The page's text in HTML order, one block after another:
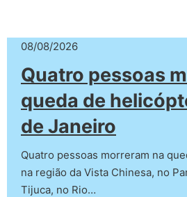
08/08/2026
Quatro pessoas
queda de
de Janeiro
Quatro pessoas morreram na
na região da Vista Chinesa, no
Tijuca, no Rio…